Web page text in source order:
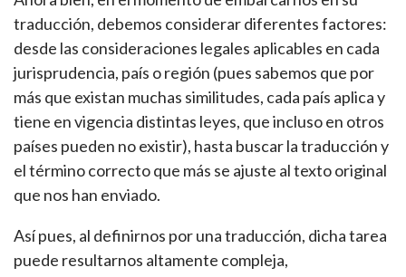
traducción, debemos considerar diferentes factores:
desde las consideraciones legales aplicables en cada
jurisprudencia, país o región (pues sabemos que por
más que existan muchas similitudes, cada país aplica y
tiene en vigencia distintas leyes, que incluso en otros
países pueden no existir), hasta buscar la traducción y
el término correcto que más se ajuste al texto original
que nos han enviado.
Así pues, al definirnos por una traducción, dicha tarea
puede resultarnos altamente compleja,